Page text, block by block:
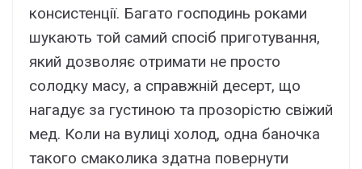
консистенції. Багато господинь роками
шукають той самий спосіб приготування,
який дозволяє отримати не просто
солодку масу, а справжній десерт, що
нагадує за густиною та прозорістю свіжий
мед. Коли на вулиці холод, одна баночка
такого смаколика здатна повернути